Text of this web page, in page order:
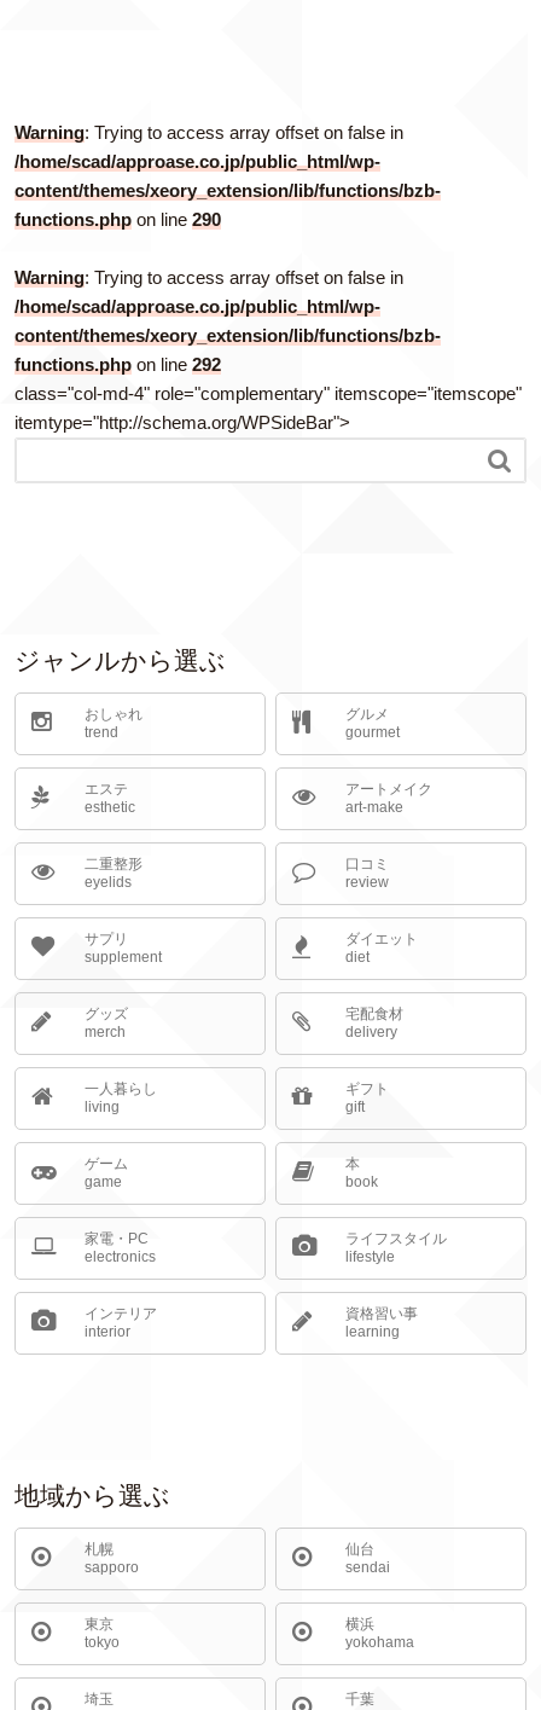
Warning: Trying to access array offset on false in
/home/scad/approase.co.jp/public_html/wp-
content/themes/xeory_extension/lib/functions/bzb-
functions.php on line 290
Warning: Trying to access array offset on false in
/home/scad/approase.co.jp/public_html/wp-
content/themes/xeory_extension/lib/functions/bzb-
functions.php on line 292
class="col-md-4" role="complementary" itemscope="itemscope"
itemtype="http://schema.org/WPSideBar">

ジャンルから選ぶ
おしゃれ
trend
グルメ
gourmet
エステ
esthetic
アートメイク
art-make
二重整形
eyelids
口コミ
review
サプリ
supplement
ダイエット
diet
グッズ
merch
宅配食材
delivery
一人暮らし
living
ギフト
gift
ゲーム
game
本
book
家電・PC
electronics
ライフスタイル
lifestyle
インテリア
interior
資格習い事
learning
地域から選ぶ
札幌
sapporo
仙台
sendai
東京
tokyo
横浜
yokohama
埼玉
千葉